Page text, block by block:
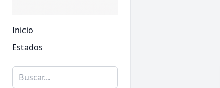
Inicio
Estados